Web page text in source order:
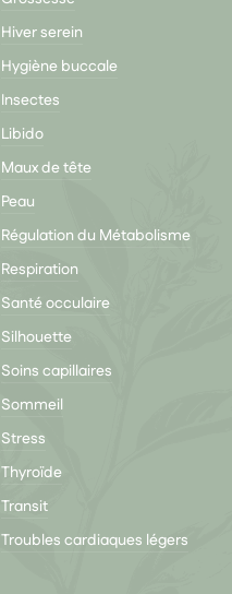
Hiver serein
Hygiène buccale
Insectes
Libido
Maux de tête
Peau
Régulation du Métabolisme
Respiration
Santé occulaire
Silhouette
Soins capillaires
Sommeil
Stress
Thyroïde
Transit
Troubles cardiaques légers